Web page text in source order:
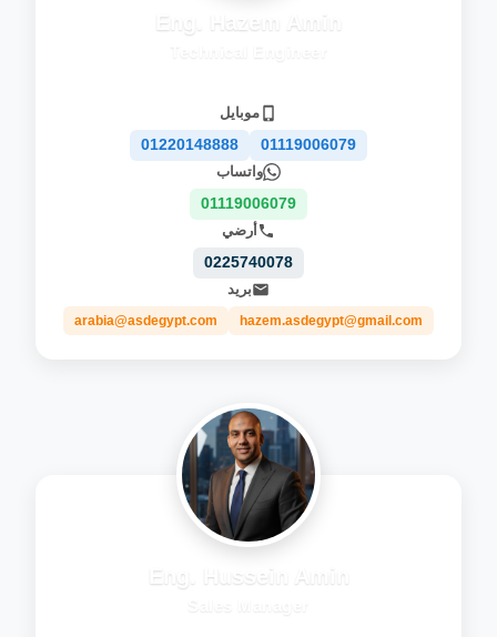
Eng. Hazem Amin
موبايل
01119006079
01220148888
واتساب
01119006079
أرضي
0225740078
بريد
hazem.asdegypt@gmail.com
arabia@asdegypt.com
Eng. Hussein Amin